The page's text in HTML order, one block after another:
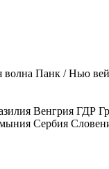
волна Панк / Нью
Венгрия ГДР
Сербия